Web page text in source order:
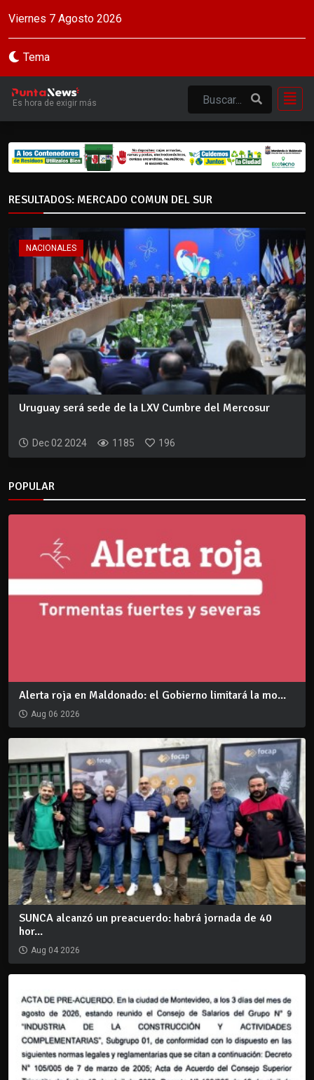
Viernes 7 Agosto 2026
Tema
Es hora de exigir más
RESULTADOS: MERCADO COMUN DEL SUR
NACIONALES
Uruguay será sede de la LXV Cumbre del Mercosur
Dec 02 2024 1185 196
POPULAR
Alerta roja en Maldonado: el Gobierno limitará la mo...
Aug 06 2026
SUNCA alcanzó un preacuerdo: habrá jornada de 40
hor...
Aug 04 2026